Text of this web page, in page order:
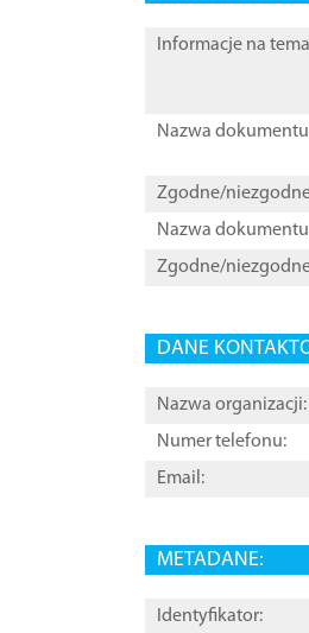
Informacje na
Nazwa
Zgodne/
Nazwa
Zgodne/
DANE
Nazwa organizacji:
Numer telefonu:
Email:
METADANE:
Identyfikator: